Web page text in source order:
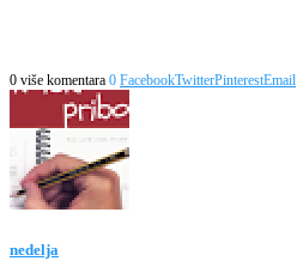
0 više komentara 0 FacebookTwitterPinterestEmail
nedelja